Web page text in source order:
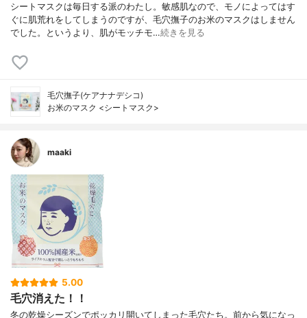
シートマスクは毎日する派のわたし。敏感肌なので、モノによってはす
ぐに肌荒れをしてしまうのですが、毛穴撫子のお米のマスクはしません
でした。というより、肌がモッチモ…続きを見る
毛穴撫子(ケアナナデシコ)
お米のマスク <シートマスク>
maaki
5.00
毛穴消えた！！
冬の乾燥シーズンでポッカリ開いてしまった毛穴たち。前から気になっ